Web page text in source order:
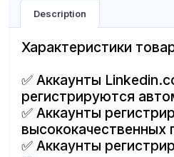
Description
Характеристики
✅ Аккаунты
регистрируются
✅ Аккаунты
высококачественных
✅ Аккаунты